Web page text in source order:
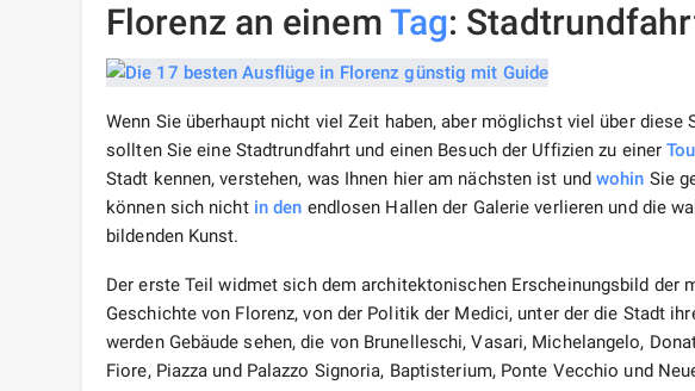
Florenz an einem Tag:
Wenn Sie überhaupt nicht viel Zeit haben, aber möglichst viel über diese
sollten Sie eine Stadtrundfahrt und einen Besuch der Uffizien zu einer
Stadt kennen, verstehen, was Ihnen hier am nächsten ist undwohin Sie
können sich nicht in den endlosen Hallen der Galerie verlieren und die
bildenden Kunst.
Der erste Teil widmet sich dem architektonischen Erscheinungsbild der
Geschichte von Florenz, von der Politik der Medici, unter der die Stadt
werden Gebäude sehen, die von Brunelleschi, Vasari, Michelangelo,
Fiore, Piazza und Palazzo Signoria, Baptisterium, Ponte Vecchio und